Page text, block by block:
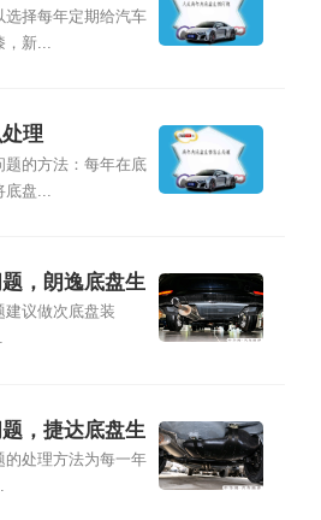
选择每年定期给汽车
新...
理
题的方法：每年在底
盘...
，朗逸底盘生
建议做次底盘装
，捷达底盘生
的处理方法为每一年